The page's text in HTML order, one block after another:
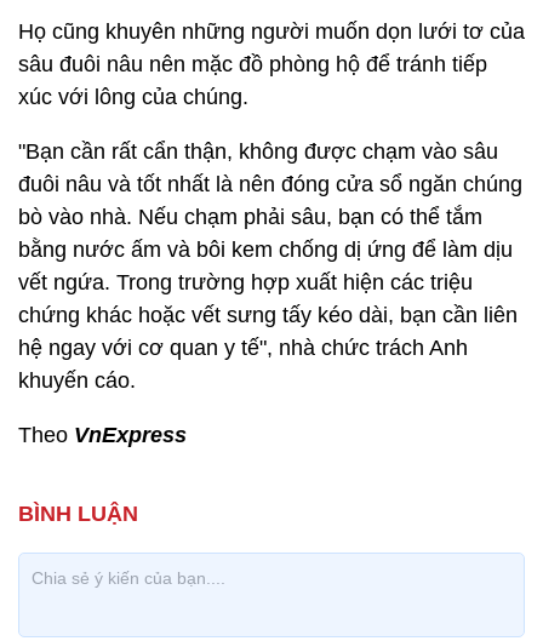
Họ cũng khuyên những người muốn dọn lưới tơ của
sâu đuôi nâu nên mặc đồ phòng hộ để tránh tiếp
xúc với lông của chúng.
"Bạn cần rất cẩn thận, không được chạm vào sâu
đuôi nâu và tốt nhất là nên đóng cửa sổ ngăn chúng
bò vào nhà. Nếu chạm phải sâu, bạn có thể tắm
bằng nước ấm và bôi kem chống dị ứng để làm dịu
vết ngứa. Trong trường hợp xuất hiện các triệu
chứng khác hoặc vết sưng tấy kéo dài, bạn cần liên
hệ ngay với cơ quan y tế", nhà chức trách Anh
khuyến cáo.
Theo VnExpress